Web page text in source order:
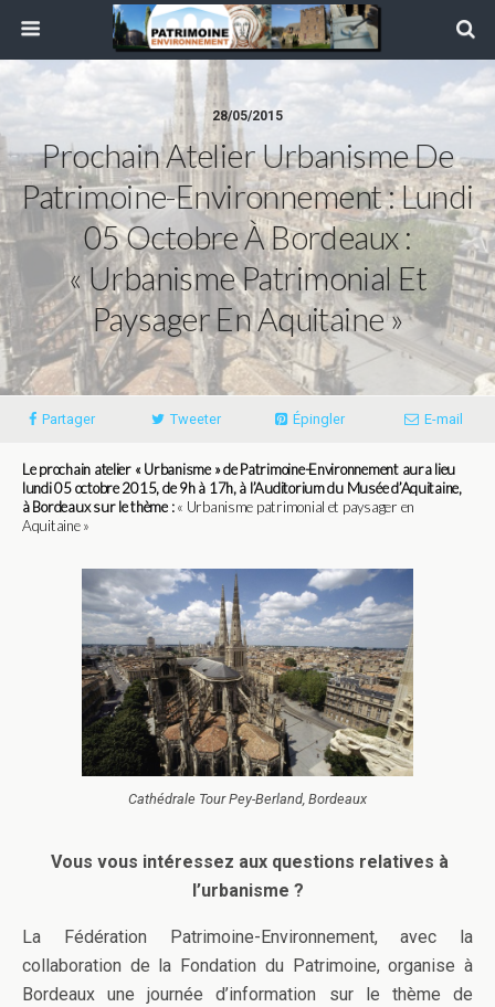
28/05/2015
Prochain Atelier Urbanisme De
Patrimoine-Environnement : Lundi
05 Octobre À Bordeaux :
« Urbanisme Patrimonial Et
Paysager En Aquitaine »
Partager Tweeter Épingler E-mail
Le prochain atelier « Urbanisme » de Patrimoine-Environnement aura lieu
lundi 05 octobre 2015, de 9h à 17h, à l’Auditorium du Musée d’Aquitaine,
à Bordeaux sur le thème :« Urbanisme patrimonial et paysager en
Aquitaine »
Cathédrale Tour Pey-Berland, Bordeaux
Vous vous intéressez aux questions relatives à
l’urbanisme ?
La Fédération Patrimoine-Environnement, avec la
collaboration de la Fondation du Patrimoine, organise à
Bordeaux une journée d’information sur le thème de